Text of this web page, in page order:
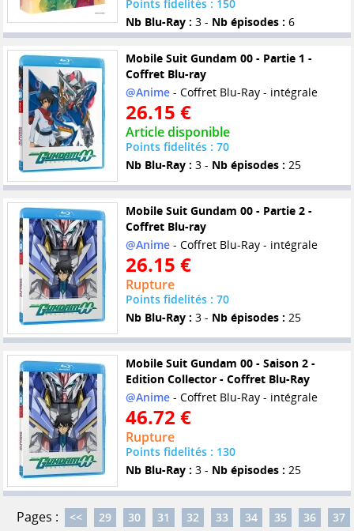
Points fidelités : 150
Nb Blu-Ray : 3 - Nb épisodes : 6
Mobile Suit Gundam 00 - Partie 1 -
Coffret Blu-ray
@Anime- Coffret Blu-Ray - intégrale
26.15 €
Article disponible
Points fidelités : 70
Nb Blu-Ray : 3 - Nb épisodes : 25
Mobile Suit Gundam 00 - Partie 2 -
Coffret Blu-ray
@Anime- Coffret Blu-Ray - intégrale
26.15 €
Rupture
Points fidelités : 70
Nb Blu-Ray : 3 - Nb épisodes : 25
Mobile Suit Gundam 00 - Saison 2 -
Edition Collector - Coffret Blu-Ray
@Anime- Coffret Blu-Ray - intégrale
46.72 €
Rupture
Points fidelités : 130
Nb Blu-Ray : 3 - Nb épisodes : 25
Pages : << 29 30 31 32 33 34 35 36
37